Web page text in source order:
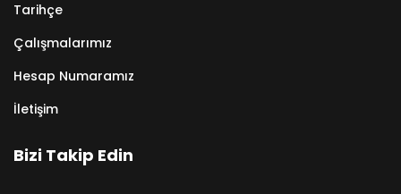
Tarihçe
Çalışmalarımız
Hesap Numaramız
İletişim
Bizi Takip Edin